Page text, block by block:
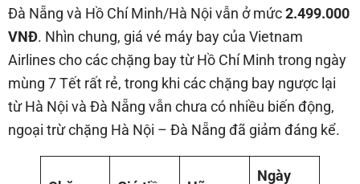
Đà Nẵng và Hồ Chí Minh/Hà Nội vẫn ở mức2.499.000
VNĐ. Nhìn chung, giá vé máy bay của Vietnam
Airlines cho các chặng bay từ Hồ Chí Minh trong ngày
mùng 7 Tết rất rẻ, trong khi các chặng bay ngược lại
từ Hà Nội và Đà Nẵng vẫn chưa có nhiều biến động,
ngoại trừ chặng Hà Nội – Đà Nẵng đã giảm đáng kể.
Ngày